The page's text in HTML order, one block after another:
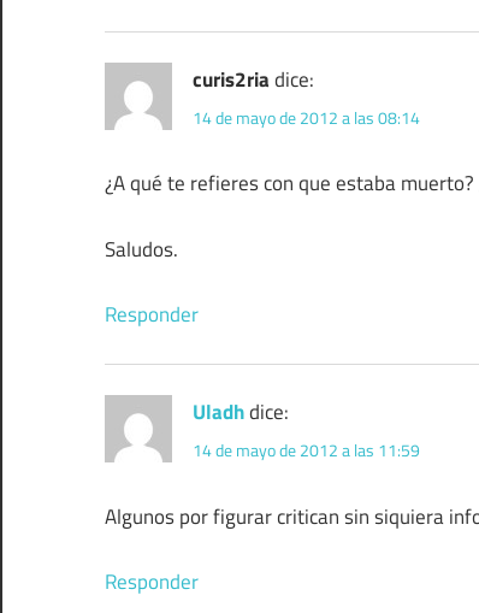
curis2riadice:
14 de mayo de 2012 a las 08:14
¿A qué te refieres con que estaba
Saludos.
Responder
Uladhdice:
14 de mayo de 2012 a las 11:59
Algunos por figurar critican sin siquiera
Responder